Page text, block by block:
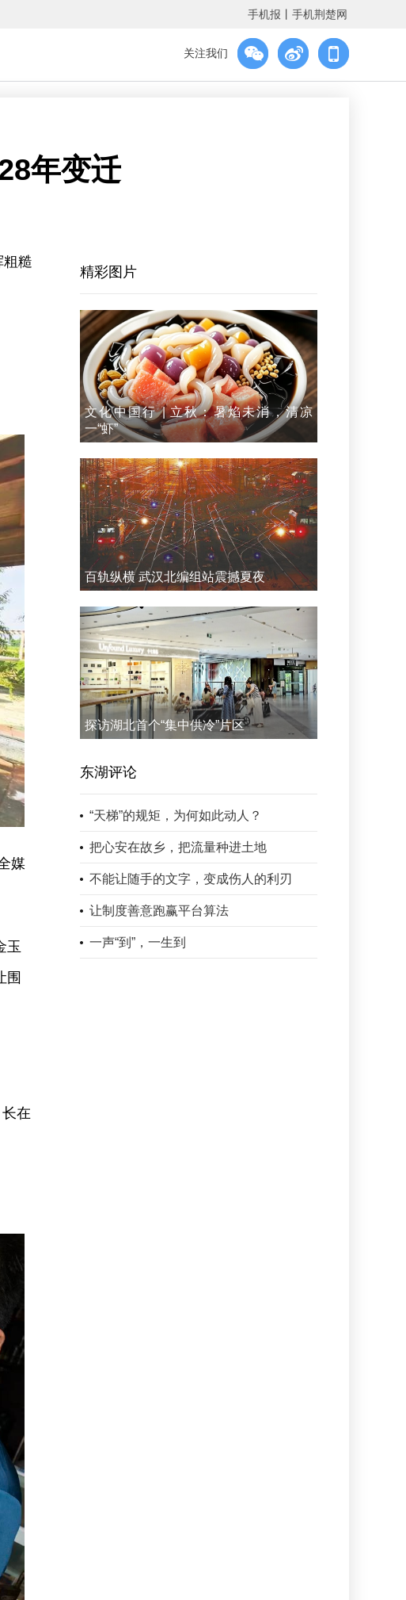
手机报 手机荆楚网
关注我们
年变迁
粗糙
媒
玉
围
在
精彩图片
文化中国行 | 立秋：暑焰未消，清凉
一“虾”
百轨纵横 武汉北编组站震撼夏夜
探访湖北首个“集中供冷”片区
东湖评论
“天梯”的规矩，为何如此动人？
把心安在故乡，把流量种进土地
不能让随手的文字，变成伤人的利刃
让制度善意跑赢平台算法
一声“到”，一生到